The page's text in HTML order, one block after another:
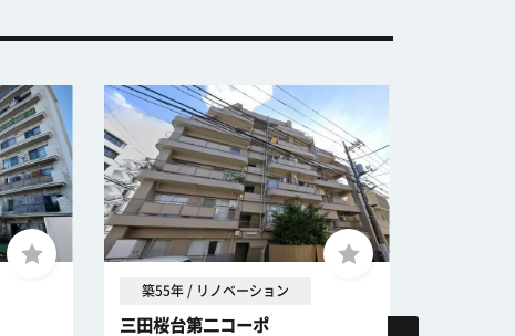
築55年 / リノベーション
三田桜台第二コーポ